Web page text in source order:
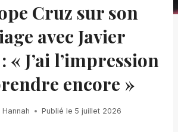
Cruz sur son
avec Javier
« J’ai l’impression
encore »
Hannah Publié le 5 juillet 2026